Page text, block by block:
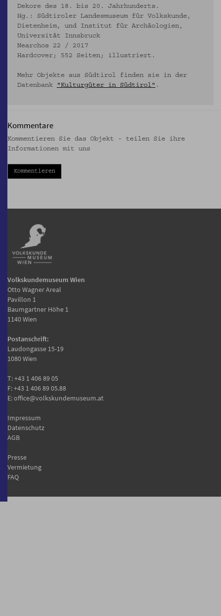
Dekore des 18. bis 20. Jahrhunderts.
Hg.: Südtiroler Landesmuseum für Volkskunde,
Dietenheim, und Institut für Archäologien,
Universität Innsbruck
Nearchos 22 / 2017
Hardcover; 552 Seiten; illustriert.
Mehr Objekte aus Südtirol finden sie in der
Datenbank
"Kulturgüter in Südtirol" .
Kommentare
Kommentieren Sie das Objekt - teilen Sie ihre
Informationen mit uns
Kommentieren
Volkskundemuseum Wien
Otto Wagner Areal
Pavillon 1
Baumgartner Höhe 1
1140 Wien
Postanschrift:
Laudongasse 15-19
1080 Wien
T:+43 1 406 89 05
F: +43 1 406 89 05.88
E:office@volkskundemuseum.at
Impressum
Datenschutz
AGB
Presse
Vermietung
FAQ